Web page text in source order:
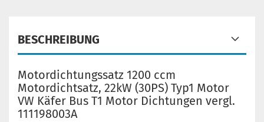
BESCHREIBUNG
Motordichtungssatz 1200 ccm
Motordichtsatz, 22kW (30PS) Typ1 Motor
VW Käfer Bus T1 Motor Dichtungen vergl.
111198003A